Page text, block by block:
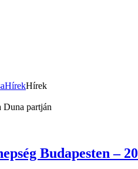
HírekHírek
Budapesten –